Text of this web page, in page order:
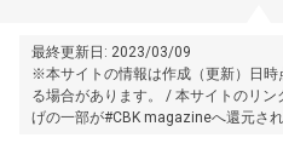
最終更新日: 2023/03/09
※本サイトの情報は作成（更新）日
る場合があります。 / 本サイトのリ
げの一部が#CBK magazineへ還元さ